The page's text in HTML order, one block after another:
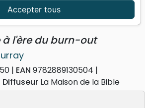
grâce à l'ère du burn-out
à l'ère du burn-out
EAN 9782889130504
Diffuseur La Maison de la Bible
Accepter tous